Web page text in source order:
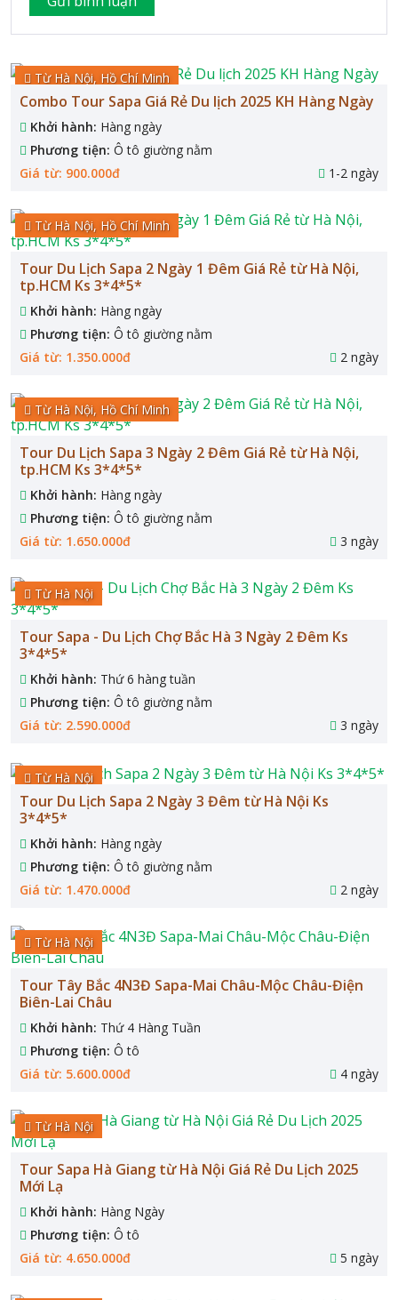
Từ Hà Nội, Hồ Chí Minh
Combo Tour Sapa Giá Rẻ Du lịch 2025 KH Hàng Ngày
Khởi hành: Hàng ngày
Phương tiện: Ô tô giường nằm
Giá từ: 900.000đ
1-2 ngày
Từ Hà Nội, Hồ Chí Minh
Tour Du Lịch Sapa 2 Ngày 1 Đêm Giá Rẻ từ Hà Nội,
tp.HCM Ks 3*4*5*
Khởi hành: Hàng ngày
Phương tiện: Ô tô giường nằm
Giá từ: 1.350.000đ
2 ngày
Từ Hà Nội, Hồ Chí Minh
Tour Du Lịch Sapa 3 Ngày 2 Đêm Giá Rẻ từ Hà Nội,
tp.HCM Ks 3*4*5*
Khởi hành: Hàng ngày
Phương tiện: Ô tô giường nằm
Giá từ: 1.650.000đ
3 ngày
Từ Hà Nội
Tour Sapa - Du Lịch Chợ Bắc Hà 3 Ngày 2 Đêm Ks
3*4*5*
Khởi hành: Thứ 6 hàng tuần
Phương tiện: Ô tô giường nằm
Giá từ: 2.590.000đ
3 ngày
Từ Hà Nội
Tour Du Lịch Sapa 2 Ngày 3 Đêm từ Hà Nội Ks
3*4*5*
Khởi hành: Hàng ngày
Phương tiện: Ô tô giường nằm
Giá từ: 1.470.000đ
2 ngày
Từ Hà Nội
Tour Tây Bắc 4N3Đ Sapa-Mai Châu-Mộc Châu-Điện
Biên-Lai Châu
Khởi hành: Thứ 4 Hàng Tuần
Phương tiện: Ô tô
Giá từ: 5.600.000đ
4 ngày
Từ Hà Nội
Tour Sapa Hà Giang từ Hà Nội Giá Rẻ Du Lịch 2025
Mới Lạ
Khởi hành: Hàng Ngày
Phương tiện: Ô tô
Giá từ: 4.650.000đ
5 ngày